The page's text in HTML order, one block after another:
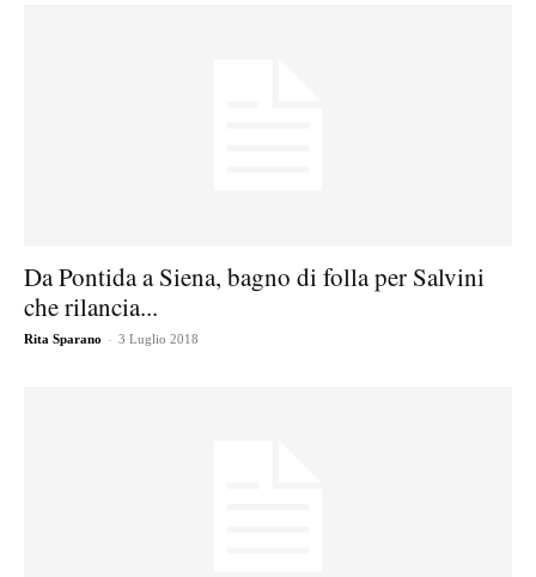
Da Pontida a Siena, bagno di folla per Salvini
che rilancia...
Rita Sparano - 3 Luglio 2018